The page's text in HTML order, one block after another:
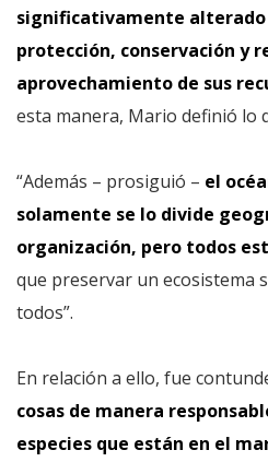
significativamente alterado
protección, conservación y
aprovechamiento de sus
esta manera, Mario definió lo
“Además – prosiguió – el
solamente se lo divide
organización, pero todos
que preservar un ecosistema
todos”.
En relación a ello, fue
cosas de manera
especies que están en el